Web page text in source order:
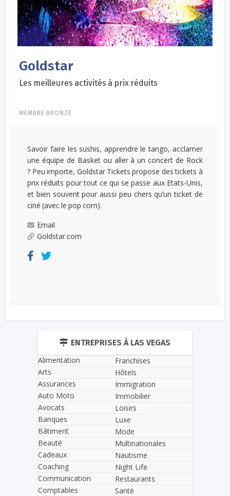
Goldstar
Les meilleures activités à prix réduits
MEMBRE BRONZE
Savoir faire les sushis, apprendre le tango, acclamer
une équipe de Basket ou aller à un concert de Rock
? Peu importe, Goldstar Tickets propose des tickets à
prix réduits pour tout ce qui se passe aux Etats-Unis,
et bien souvent pour aussi peu chers qu’un ticket de
ciné (avec le pop corn).
Email
Goldstar.com
ENTREPRISES À LAS VEGAS
Alimentation
Arts
Assurances
Auto Moto
Avocats
Banques
Bâtiment
Beauté
Cadeaux
Coaching
Communication
Comptables
Franchises
Hôtels
Immigration
Immobilier
Loisirs
Luxe
Mode
Multinationales
Nautisme
Night Life
Restaurants
Santé